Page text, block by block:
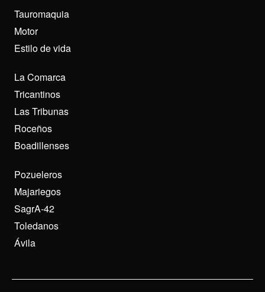
Tauromaquia
Motor
Estilo de vida
La Comarca
Tricantinos
Las Tribunas
Roceños
Boadillenses
Pozueleros
Majariegos
SagrA-42
Toledanos
Ávila